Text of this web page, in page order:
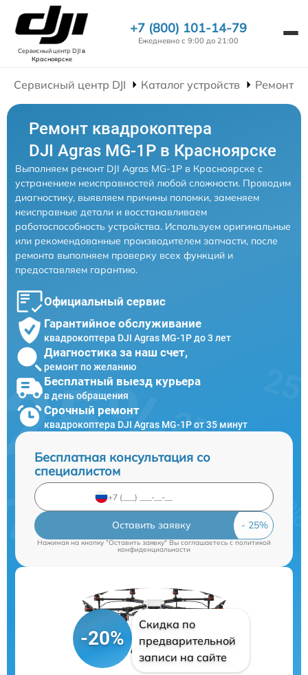
Сервисный центр DJIв
Красноярске
+7 (800) 101-14-79
Ежедневно с 9:00 до 21:00
Сервисный центр DJI Каталог устройств Ремонт
Ремонт квадрокоптера
DJI Agras MG-1P в Красноярске
Выполняем ремонт DJI Agras MG-1P в Красноярске с
устранением неисправностей любой сложности. Проводим
диагностику, выявляем причины поломки, заменяем
неисправные детали и восстанавливаем
работоспособность устройства. Используем оригинальные
или рекомендованные производителем запчасти, после
ремонта выполняем проверку всех функций и
предоставляем гарантию.
Официальный сервис
Гарантийное обслуживание
квадрокоптера DJI Agras MG-1P до 3 лет
Диагностика за наш счет,
ремонт по желанию
Бесплатный выезд курьера
в день обращения
Срочный ремонт
квадрокоптера DJI Agras MG-1P от 35 минут
Бесплатная консультация со
специалистом
Оставить заявку
Нажимая на кнопку "Оставить заявку" Вы соглашаетесь cполитикой
конфиденциальности
-20%
Скидка по
предварительной
записи на сайте